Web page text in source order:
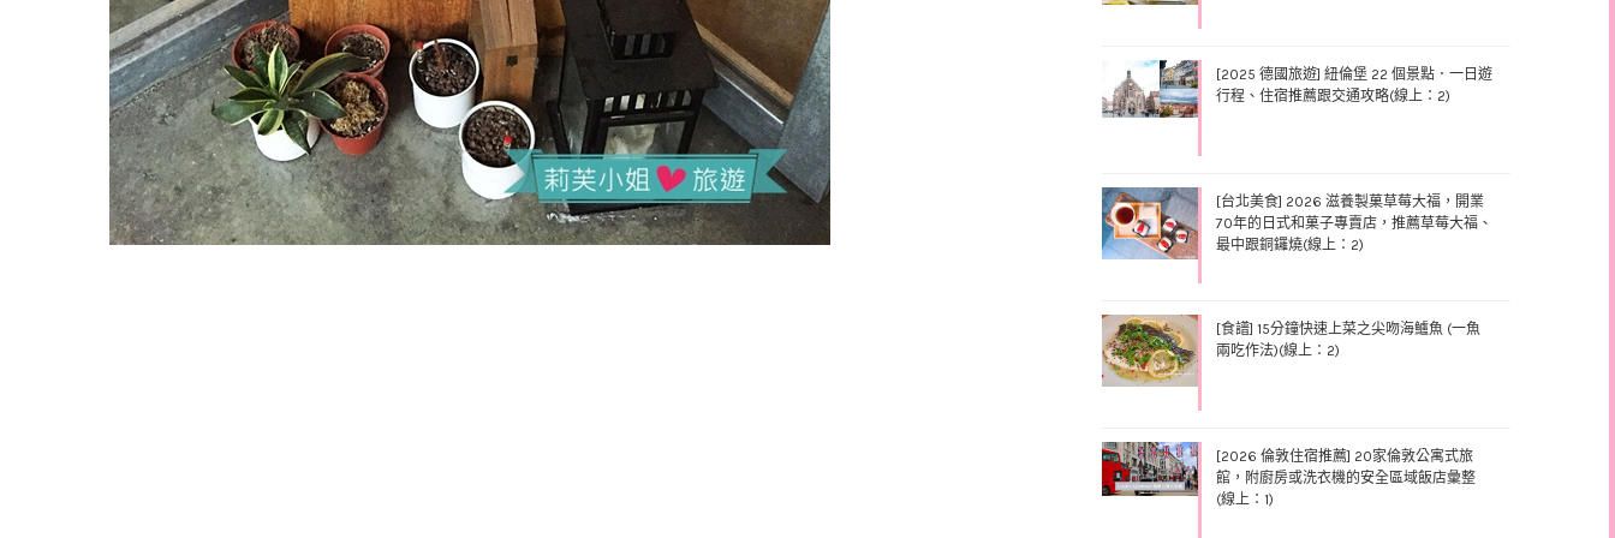
[2025 德國旅遊] 紐倫堡 22 個景點．一日遊
行程、住宿推薦跟交通攻略(線上：2)
[台北美食] 2026 滋養製菓草莓大福，開業
70年的日式和菓子專賣店，推薦草莓大福、
最中跟銅鑼燒(線上：2)
[食譜] 15分鐘快速上菜之尖吻海鱸魚 (一魚
兩吃作法)(線上：2)
[2026 倫敦住宿推薦] 20家倫敦公寓式旅
館，附廚房或洗衣機的安全區域飯店彙整
(線上：1)